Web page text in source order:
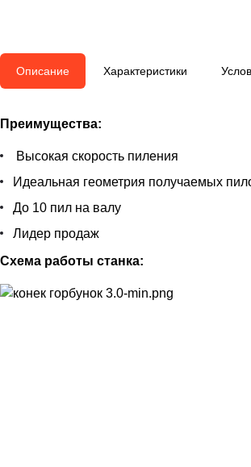
Описание Характеристики
Преимущества:
Высокая скорость пиления
Идеальная геометрия получаемых
До 10 пил на валу
Лидер продаж
Схема работы станка: